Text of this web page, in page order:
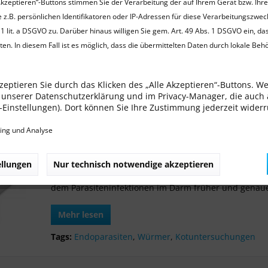
Sie uns doch einfach auf Facebook - immer auf dem laufenden
Praxis 17.11.18 00:00 0 Kommentare
Der neue IDEXX PetChek IP ist ein innovativer
dem Parasiteninfektionen im Darm früher und
Mehr lesen
Tags: Endoparasiten, Würmer, Kotuntersuchungen
Buttons stimmen Sie der Verarbeitung der auf Ihrem Gerät bzw.
persönlichen Identifikatoren oder IP-Adressen für diese
lit. a DSGVO zu. Darüber hinaus willigen Sie gem. Art. 49 Abs. 1 DSGVO ein,
In diesem Fall ist es möglich, dass die übermittelten Daten durch lokale
Sie durch das Klicken des „Alle Akzeptieren“-Buttons.
Datenschutzerklärung und im Privacy-Manager, die auch
Einstellungen). Dort können Sie Ihre Zustimmung jederzeit
und Analyse
Nur technisch notwendige akzeptieren